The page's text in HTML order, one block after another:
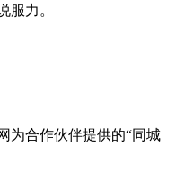
服力。
为合作伙伴提供的“同城